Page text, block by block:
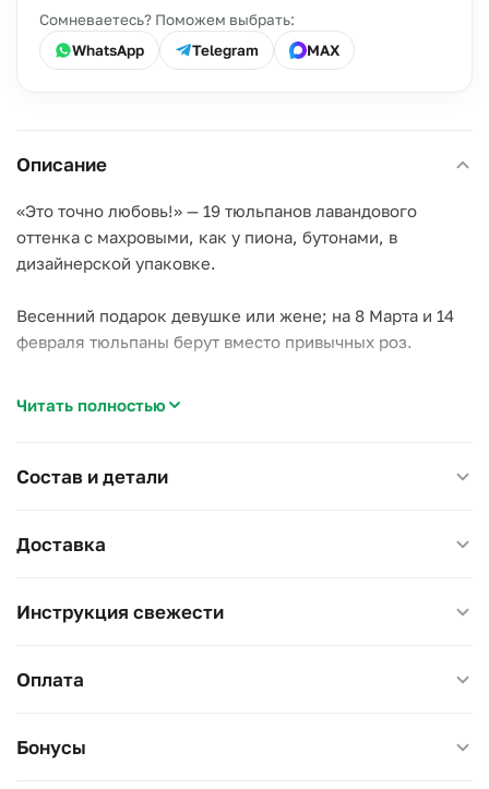
Сомневаетесь? Поможем выбрать:
WhatsApp
Telegram MAX
Описание
«Это точно любовь!» — 19 тюльпанов лавандового
оттенка с махровыми, как у пиона, бутонами, в
дизайнерской упаковке.
Весенний подарок девушке или жене; на 8 Марта и 14
февраля тюльпаны берут вместо привычных роз.
Читать полностью
Состав и детали
Доставка
Инструкция свежести
Оплата
Бонусы